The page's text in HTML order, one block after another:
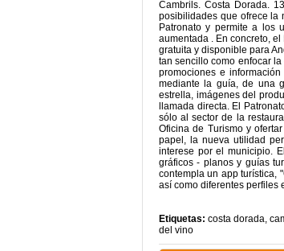
Cambrils. Costa Dorada.
posibilidades que ofrece la
Patronato y permite a los
aumentada . En concreto,
gratuita y disponible para
tan sencillo como enfocar
promociones e
mediante la guía, de una
estrella, imágenes del
llamada directa. El
sólo al sector de la
Oficina de Turismo y
papel, la nueva utilidad
interese por el municipio.
gráficos - planos y guías
contempla un app turística,
así como diferentes perfiles
Etiquetas: costa dorada,
del vino